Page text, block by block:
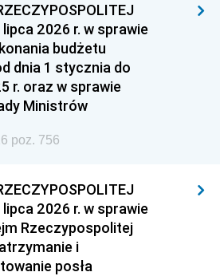
1938 1937
1930
lipca 2026 r. w sprawie
budżetu
dnia 1 stycznia do
r. oraz w sprawie
Ministrów
poz. 756
lipca 2026 r. w sprawie
Rzeczypospolitej
i
posła